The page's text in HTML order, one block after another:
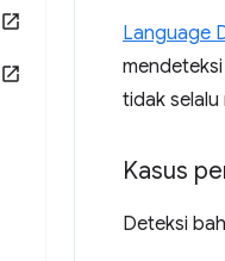
Language
tidak
Kasus
Deteksi